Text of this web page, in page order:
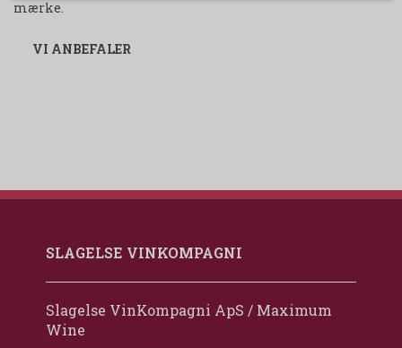
mærke.
VI ANBEFALER
SLAGELSE VINKOMPAGNI
Slagelse VinKompagni ApS / Maximum
Wine